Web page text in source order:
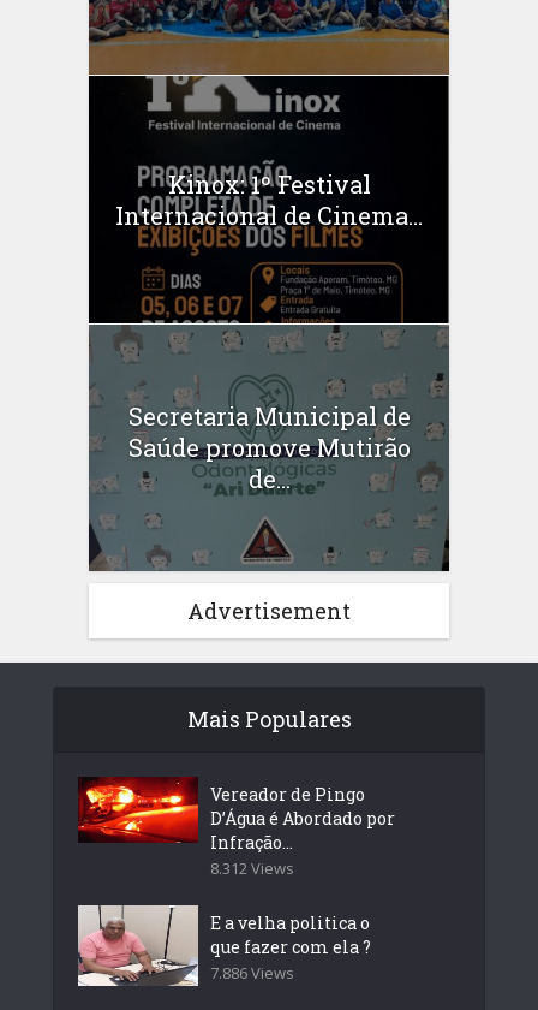
Kinox: 1º Festival
Internacional de Cinema...
Secretaria Municipal de
Saúde promove Mutirão
de...
Advertisement
Mais Populares
Vereador de Pingo
D’Água é Abordado por
Infração...
8.312 Views
E a velha politica o
que fazer com ela ?
7.886 Views